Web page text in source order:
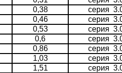
0,38 серия
0,46 серия
0,53 серия
0,6 серия
0,86 серия
1,03 серия
1,51 серия